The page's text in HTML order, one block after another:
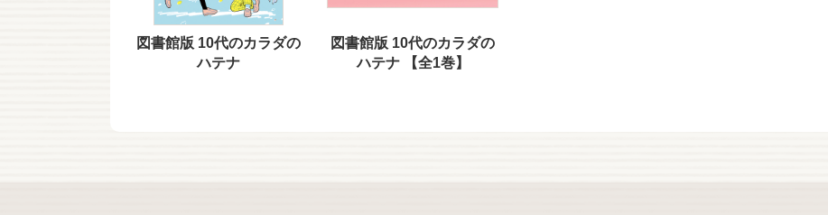
図書館版 10代のカラダの
ハテナ
図書館版 10代のカラダの
ハテナ 【全1巻】